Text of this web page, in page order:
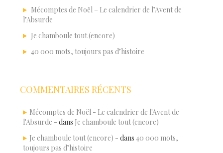
Mécomptes de Noël – Le calendrier de l’Avent de
l’Absurde
Je chamboule tout (encore)
40 000 mots, toujours pas d’histoire
COMMENTAIRES RÉCENTS
Mécomptes de Noël - Le calendrier de l'Avent de
l'Absurde - dans Je chamboule tout (encore)
Je chamboule tout (encore) - dans 40 000 mots,
toujours pas d’histoire